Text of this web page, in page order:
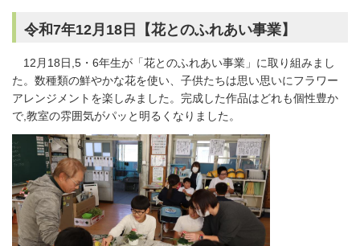
令和7年12月18日【花とのふれあい事業】
12月18日,5・6年生が「花とのふれあい事業」に取り組みまし
た。数種類の鮮やかな花を使い、子供たちは思い思いにフラワー
アレンジメントを楽しみました。完成した作品はどれも個性豊か
で,教室の雰囲気がパッと明るくなりました。